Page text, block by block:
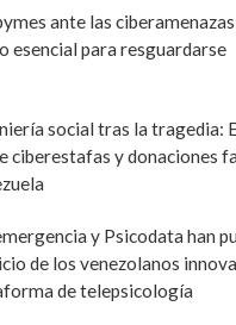
ante las
esencial para resguardarse
social tras la tragedia:
ciberestafas y donaciones
y Psicodata han
de los venezolanos
de telepsicología